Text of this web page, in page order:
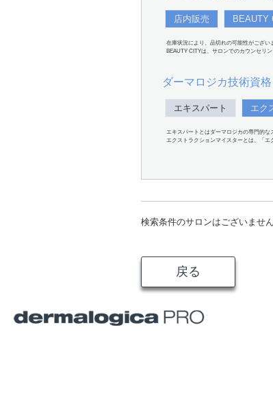
店内販売 BEAUTY
在庫状況により、品切れの可能性がござい
BEAUTY CITYは、サロンでのカウンセリ
ダーマロジカ技術資格
エキスパート エク
エキスパートとはダーマロジカの専門的な
エクストラクションマイスターとは、「エ
検索条件のサロンはございません
戻る